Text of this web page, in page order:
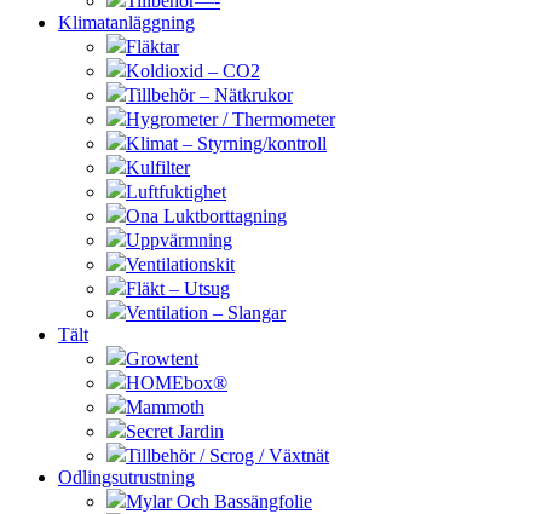
Klimatanläggning
Fläktar
Koldioxid – CO2
Tillbehör – Nätkrukor
Hygrometer / Thermometer
Klimat – Styrning/kontroll
Kulfilter
Luftfuktighet
Ona Luktborttagning
Uppvärmning
Ventilationskit
Fläkt – Utsug
Ventilation – Slangar
Tält
Growtent
HOMEbox®
Mammoth
Secret Jardin
Tillbehör / Scrog / Växtnät
Odlingsutrustning
Mylar Och Bassängfolie